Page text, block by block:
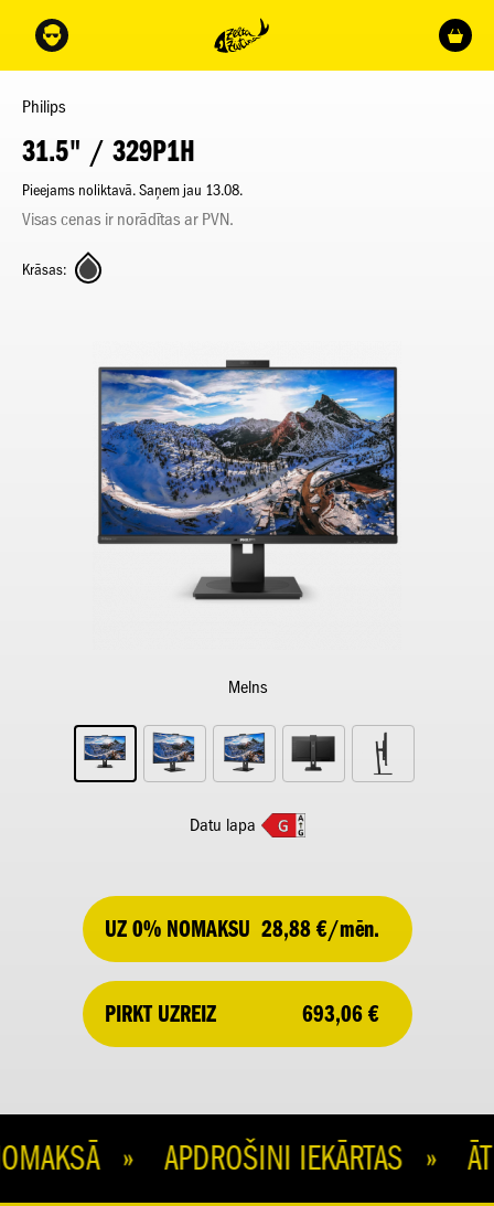
Philips
31.5" / 329P1H
Pieejams noliktavā. Saņem jau 13.08.
Visas cenas ir norādītas ar PVN.
Krāsas:
Melns
Datu lapa
UZ 0% NOMAKSU 28,88 €/mēn.
PIRKT UZREIZ 693,06 €
» APDROŠINI IEKĀRTAS »